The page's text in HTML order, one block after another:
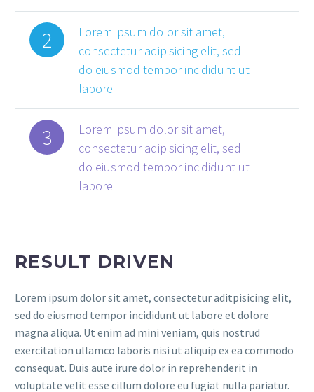
2
Lorem ipsum dolor sit amet,
consectetur adipisicing elit, sed
do eiusmod tempor incididunt ut
labore
3
Lorem ipsum dolor sit amet,
consectetur adipisicing elit, sed
do eiusmod tempor incididunt ut
labore
RESULT DRIVEN
Lorem ipsum dolor sit amet, consectetur aditpisicing elit,
sed do eiusmod tempor incididunt ut labore et dolore
magna aliqua. Ut enim ad mini veniam, quis nostrud
exercitation ullamco laboris nisi ut aliquip ex ea commodo
consequat. Duis aute irure dolor in reprehenderit in
voluptate velit esse cillum dolore eu fugiat nulla pariatur.